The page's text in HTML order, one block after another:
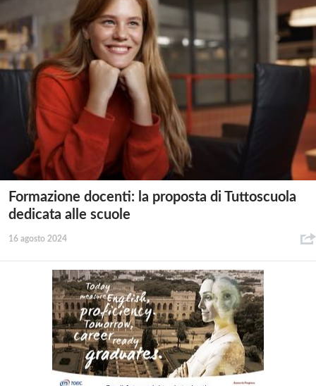
Formazione docenti: la proposta di Tuttoscuola
dedicata alle scuole
16 agosto 2024